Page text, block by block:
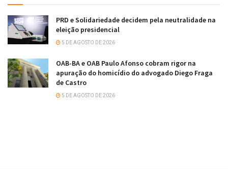
PRD e Solidariedade decidem pela neutralidade na
eleição presidencial
5 DE AGOSTO DE 2026
OAB-BA e OAB Paulo Afonso cobram rigor na
apuração do homicídio do advogado Diego Fraga
de Castro
5 DE AGOSTO DE 2026